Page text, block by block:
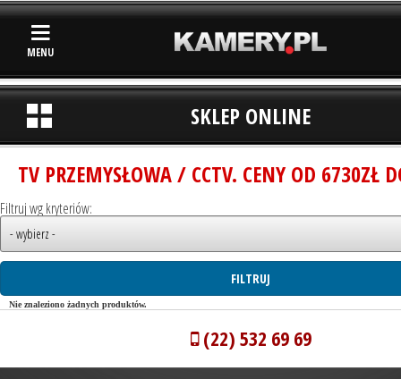
MENU
SKLEP ONLINE
TV PRZEMYSŁOWA / CCTV. CENY OD 6730ZŁ
Filtruj wg kryteriów:
Nie znaleziono żadnych produktów.
(22) 532 69 69